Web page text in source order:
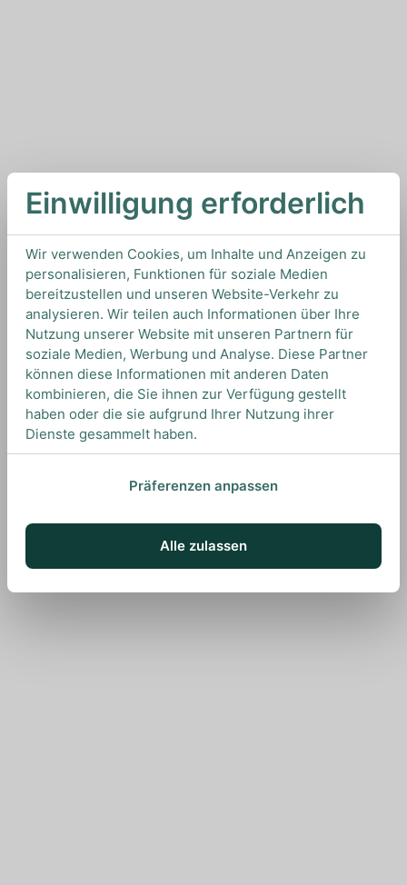
Einwilligung erforderlich
Wir verwenden Cookies, um Inhalte und Anzeigen zu
personalisieren, Funktionen für soziale Medien
bereitzustellen und unseren Website-Verkehr zu
analysieren. Wir teilen auch Informationen über Ihre
Nutzung unserer Website mit unseren Partnern für
soziale Medien, Werbung und Analyse. Diese Partner
können diese Informationen mit anderen Daten
kombinieren, die Sie ihnen zur Verfügung gestellt
haben oder die sie aufgrund Ihrer Nutzung ihrer
Dienste gesammelt haben.
Präferenzen anpassen
Alle zulassen